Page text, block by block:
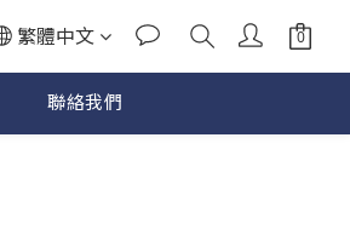
繁體中文
聯絡我們